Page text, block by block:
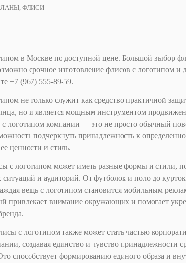
ФЛИСИ
не только служит как средство практичной
но и является мощным инструментом
логотипом компании — это не просто обычный
подчеркнуть принадлежность к
ценности и стиль.
с логотипом может иметь разные формы и стили,
ситуаций и аудиторий. От футболок и поло до
вещь с логотипом становится мобильным
привлекает внимание окружающих и помогает
с логотипом также может стать частью
создавая единство и чувство принадлежности
способствует формированию единого образа и
в Москве по доступной цене. Большой выбор
срочное изготовление флисов с логотипом и
‪+7 (967) 555-89-59.